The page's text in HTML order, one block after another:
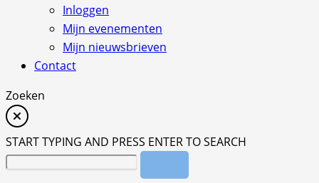
Inloggen
Mijn evenementen
Mijn nieuwsbrieven
Contact
Zoeken
START TYPING AND PRESS ENTER TO SEARCH